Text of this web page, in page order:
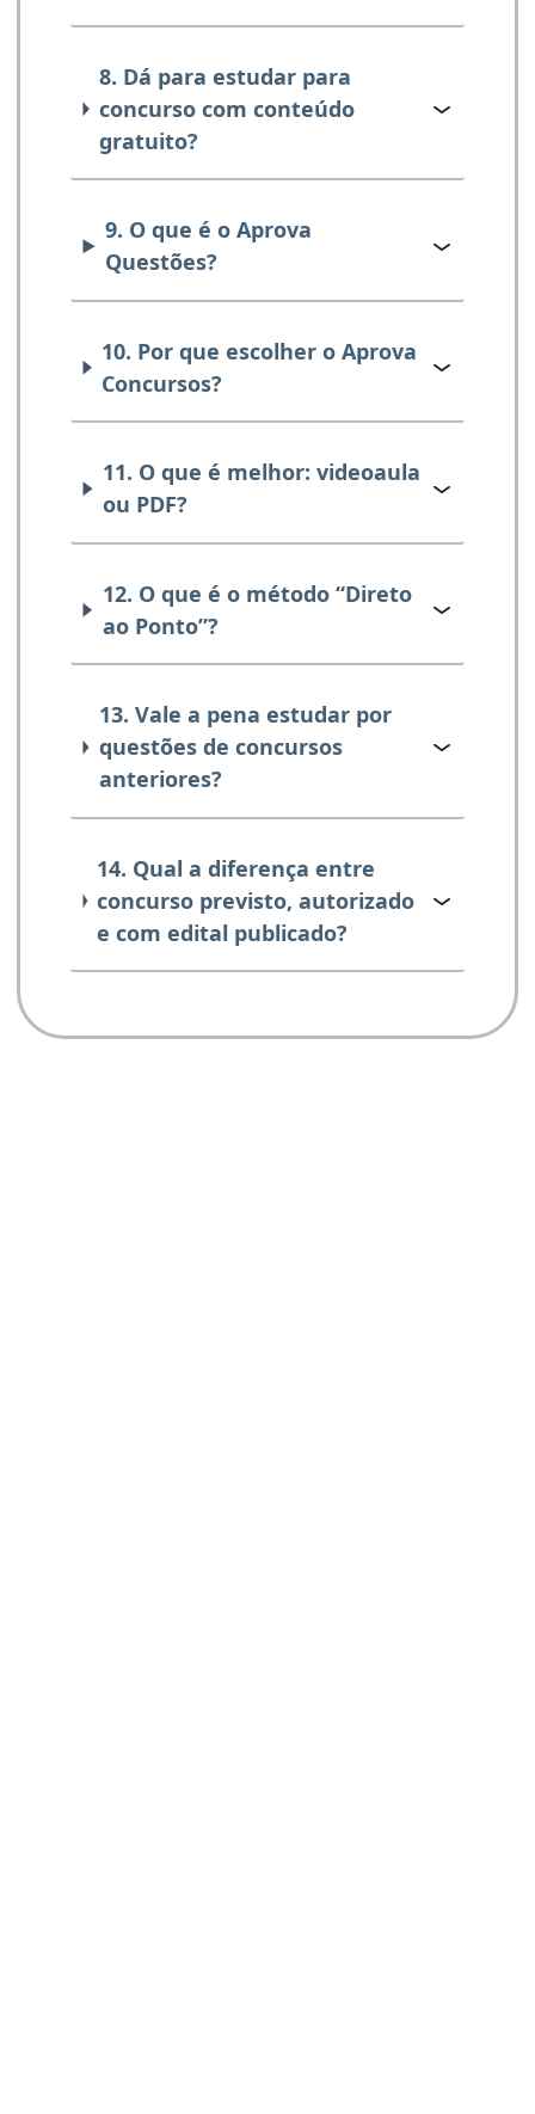
8. Dá para estudar para
concurso com conteúdo
gratuito?
9. O que é o Aprova
Questões?
10. Por que escolher o Aprova
Concursos?
11. O que é melhor: videoaula
ou PDF?
12. O que é o método “Direto
ao Ponto”?
13. Vale a pena estudar por
questões de concursos
anteriores?
14. Qual a diferença entre
concurso previsto, autorizado
e com edital publicado?